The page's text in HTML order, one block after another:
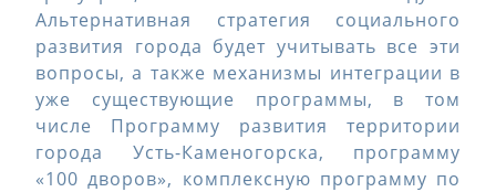
Альтернативная стратегия социального
развития города будет учитывать все эти
вопросы, а также механизмы интеграции в
уже существующие программы, в том
числе Программу развития территории
города Усть-Каменогорска, программу
«100 дворов», комплексную программу по